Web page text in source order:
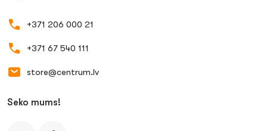
+371 206 000 21
+371 67 540 111
store@centrum.lv
Seko mums!